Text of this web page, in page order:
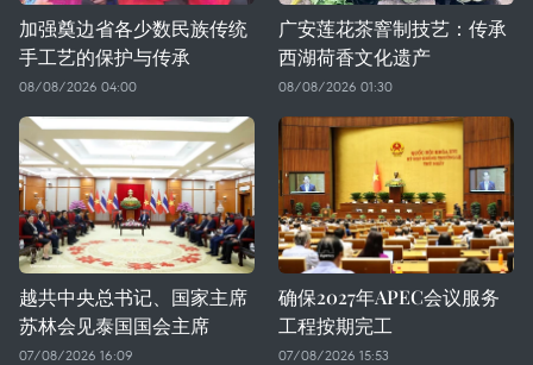
加强奠边省各少数民族传统
手工艺的保护与传承
08/08/2026 04:00
广安莲花茶窨制技艺：传承
西湖荷香文化遗产
08/08/2026 01:30
越共中央总书记、国家主席
苏林会见泰国国会主席
07/08/2026 16:09
确保2027年APEC会议服务
工程按期完工
07/08/2026 15:53